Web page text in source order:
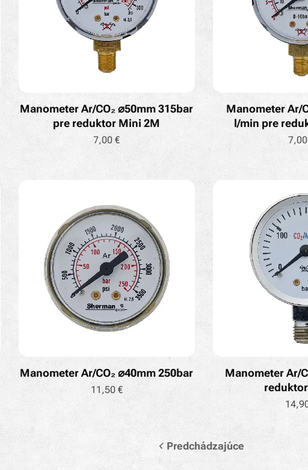
Manometer Ar/CO₂ ⌀50mm 315bar
pre reduktor Mini 2M
7,00 €
Manometer Ar/
l/min pre
7,00
Manometer Ar/CO₂ ⌀40mm 250bar
11,50€
Manometer Ar/
Predchádzajúce